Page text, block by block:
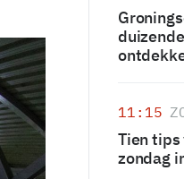
11:15
Tien tips
zondag